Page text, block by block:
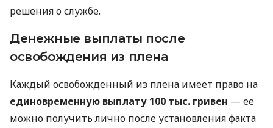
решения о службе.
Денежные выплаты после
освобождения из плена
Каждый освобожденный из плена имеет право на
единовременную выплату 100 тыс. гривен — ее
можно получить лично после установления факта